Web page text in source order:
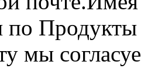
по Продукты
мы